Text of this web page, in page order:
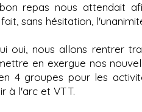
repas nous attendait
sans hésitation,
oui, nous allons rentrer
en exergue nos
4 groupes pour les
à l'arc et VTT.